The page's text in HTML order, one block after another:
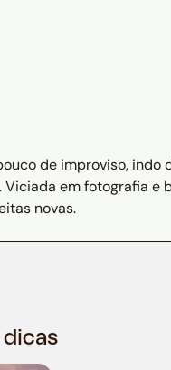
de improviso,
em fotografia e
novas.